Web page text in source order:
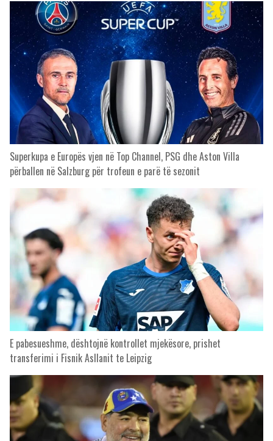
Superkupa e Europës vjen në Top Channel, PSG dhe Aston Villa
përballen në Salzburg për trofeun e parë të sezonit
E pabesueshme, dështojnë kontrollet mjekësore, prishet
transferimi i Fisnik Asllanit te Leipzig